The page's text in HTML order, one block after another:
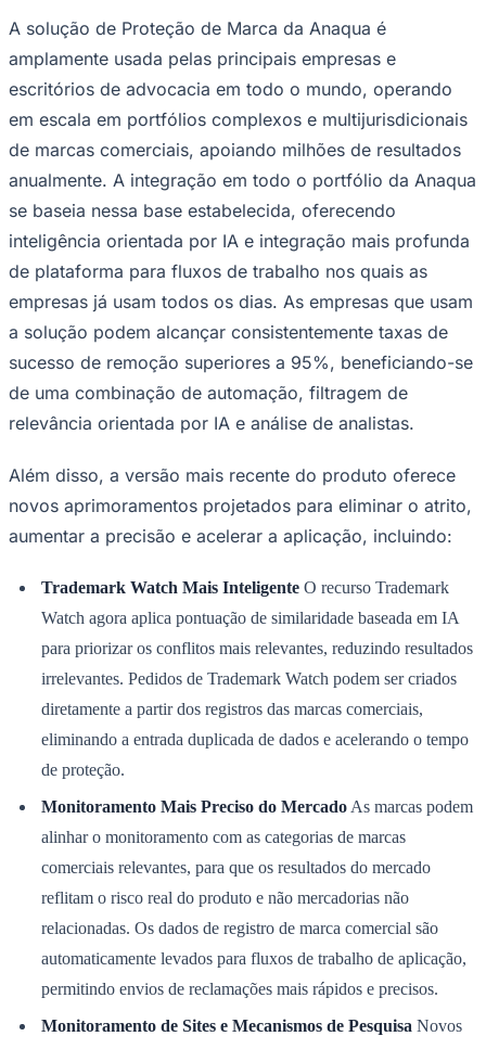
Anunciar VagasNovo
Publicidade Legal
NBA
Fórmula 1
UFC
Tênis (ATP)
MLB
NHL
Atletismo
Vôlei
NBB
Competições de Futebol
Brasileirão Série A
Brasileirão Série B
Paulistão
Copa do Brasil
Libertadores
Sul-Americana
Champions League
Premier League
La Liga
Bundesliga
Mundial 2026
Times - Ir direto
A solução de Proteção de Marca da Anaqua é
amplamente usada pelas principais empresas e
escritórios de advocacia em todo o mundo, operando
em escala em portfólios complexos e multijurisdicionais
de marcas comerciais, apoiando milhões de resultados
anualmente. A integração em todo o portfólio da Anaqua
se baseia nessa base estabelecida, oferecendo
inteligência orientada por IA e integração mais profunda
de plataforma para fluxos de trabalho nos quais as
empresas já usam todos os dias. As empresas que usam
a solução podem alcançar consistentemente taxas de
sucesso de remoção superiores a 95%, beneficiando-se
de uma combinação de automação, filtragem de
relevância orientada por IA e análise de analistas.
Além disso, a versão mais recente do produto oferece
novos aprimoramentos projetados para eliminar o atrito,
aumentar a precisão e acelerar a aplicação, incluindo:
Trademark Watch Mais InteligenteO recurso Trademark
Watch agora aplica pontuação de similaridade baseada em IA
para priorizar os conflitos mais relevantes, reduzindo resultados
irrelevantes. Pedidos de Trademark Watch podem ser criados
diretamente a partir dos registros das marcas comerciais,
eliminando a entrada duplicada de dados e acelerando o tempo
de proteção.
Monitoramento Mais Preciso do MercadoAs marcas podem
alinhar o monitoramento com as categorias de marcas
comerciais relevantes, para que os resultados do mercado
reflitam o risco real do produto e não mercadorias não
relacionadas. Os dados de registro de marca comercial são
automaticamente levados para fluxos de trabalho de aplicação,
permitindo envios de reclamações mais rápidos e precisos.
Monitoramento de Sites e Mecanismos de PesquisaNovos